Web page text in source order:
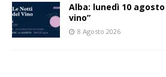
Alba: lunedì 10
vino”
8 Agosto 2026